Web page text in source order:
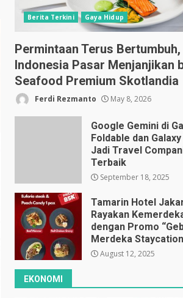
Berita Terkini Gaya Hidup
Permintaan Terus Bertumbuh,
Indonesia Pasar Menjanjikan
Seafood Premium Skotlandia
Ferdi Rezmanto May 8, 2026
Google Gemini di
Foldable dan
Jadi Travel
Terbaik
September 18, 2025
Tamarin Hotel
Rayakan
dengan Promo
Merdeka
August 12, 2025
EKONOMI